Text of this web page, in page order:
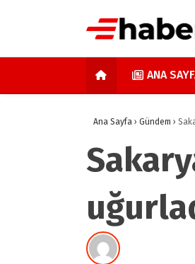
ANA
Ana Sayfa › Gündem ›